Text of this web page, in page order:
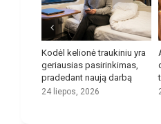
yra
Atostogos prie jūros ar
darbas vasarą? Kaip galite
turėti ir vieną, ir kitą
20 liepos, 2026